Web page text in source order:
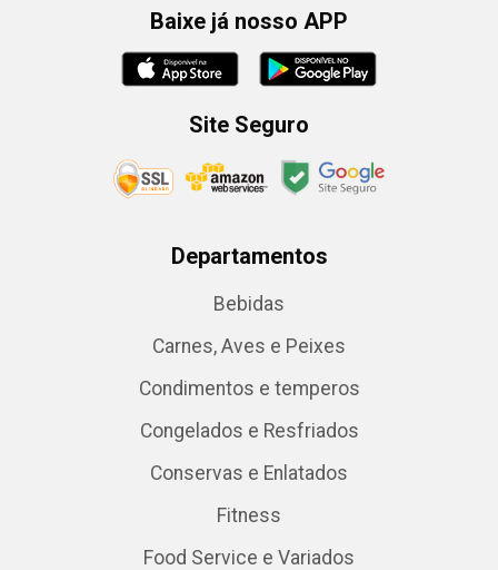
Baixe já nosso APP
Site Seguro
Departamentos
Bebidas
Carnes, Aves e Peixes
Condimentos e temperos
Congelados e Resfriados
Conservas e Enlatados
Fitness
Food Service e Variados